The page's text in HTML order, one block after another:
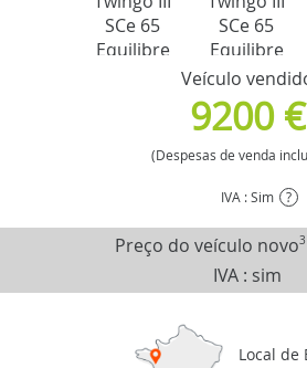
Veículo
9200 €
(Despesas de venda
IVA : Sim ?
Preço do veículo novo3
IVA : sim
Local de